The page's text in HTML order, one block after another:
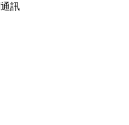
訊